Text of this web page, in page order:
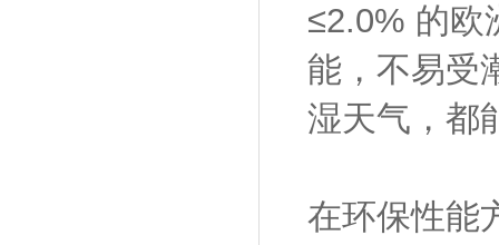
≤2.0% 的欧
能，不易受
湿天气，都
在环保性能